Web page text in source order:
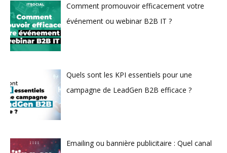
Comment promouvoir efficacement votre
événement ou webinar B2B IT ?
Quels sont les KPI essentiels pour une
campagne de LeadGen B2B efficace ?
Emailing ou bannière publicitaire : Quel canal